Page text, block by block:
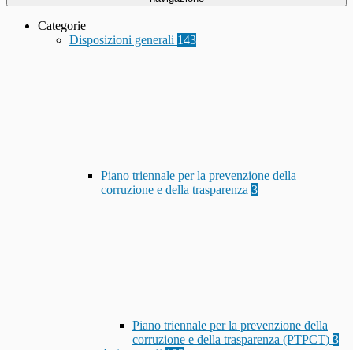
Categorie
Disposizioni generali 143
Piano triennale per la prevenzione della
corruzione e della trasparenza 3
Piano triennale per la prevenzione della
corruzione e della trasparenza (PTPCT) 3